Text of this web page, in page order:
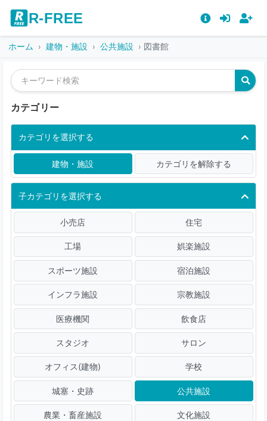
R-FREE
ホーム 建物・施設 公共施設 図書館
カテゴリー
カテゴリを選択する
建物・施設 カテゴリを解除する
子カテゴリを選択する
小売店 住宅
工場 娯楽施設
スポーツ施設 宿泊施設
インフラ施設 宗教施設
医療機関 飲食店
スタジオ サロン
オフィス(建物) 学校
城塞・史跡 公共施設
農業・畜産施設 文化施設